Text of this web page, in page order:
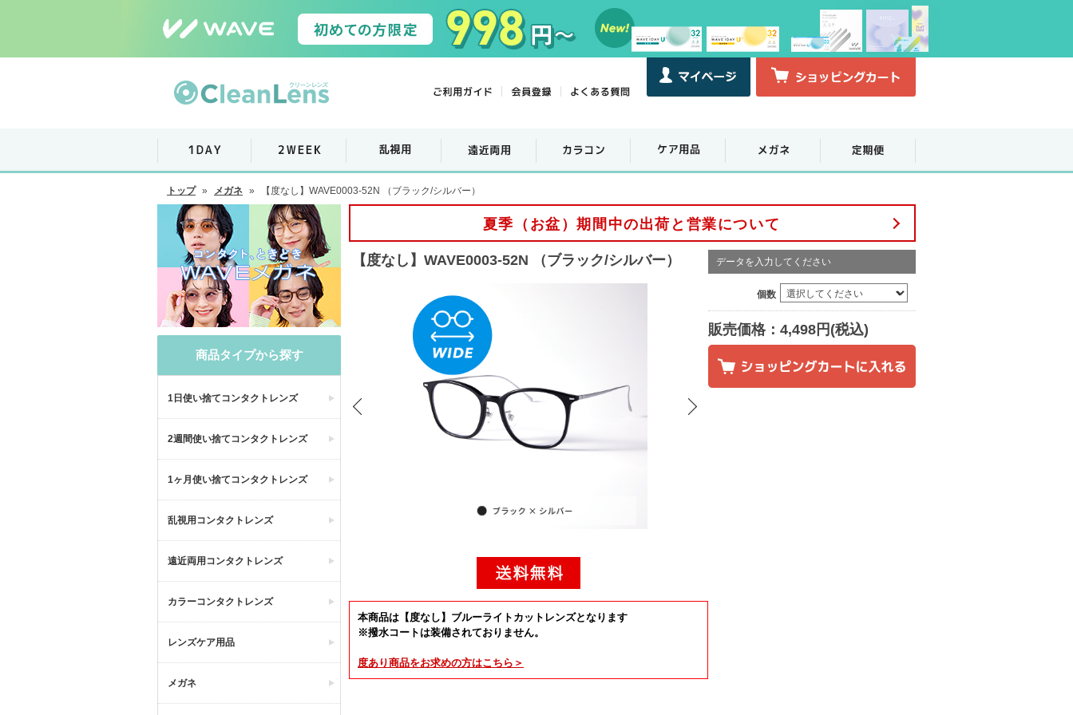
トップ » メガネ » 【度なし】WAVE0003-52N （ブラック/シルバー）
商品タイプから探す
1日使い捨てコンタクトレンズ
2週間使い捨てコンタクトレンズ
1ヶ月使い捨てコンタクトレンズ
乱視用コンタクトレンズ
遠近両用コンタクトレンズ
カラーコンタクトレンズ
レンズケア用品
メガネ
夏季（お盆）期間中の出荷と営業について
【度なし】WAVE0003-52N （ブラック/シルバー）
本商品は【度なし】ブルーライトカットレンズとなります
※撥水コートは装備されておりません。
度あり商品をお求めの方はこちら＞
データを入力してください
個数
販売価格：4,498円(税込)